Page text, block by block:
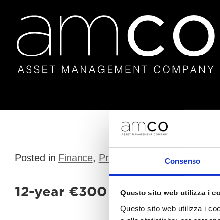
Consenso
Questo sito web utilizza i
Questo sito web utilizza i
Posted in Finance, Press release
12-year €300 million senior